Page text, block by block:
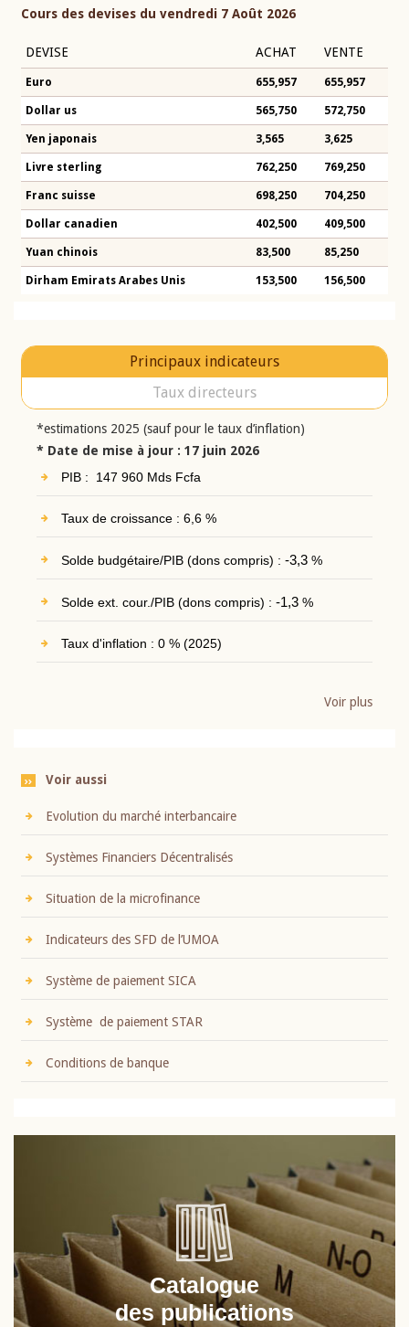
Cours des devises du vendredi 7 Août 2026
DEVISE ACHAT VENTE
Euro 655,957 655,957
Dollar us 565,750 572,750
Yen japonais 3,565 3,625
Livre sterling 762,250 769,250
Franc suisse 698,250 704,250
Dollar canadien 402,500 409,500
Yuan chinois 83,500 85,250
Dirham Emirats Arabes Unis 153,500 156,500
Principaux indicateurs
Taux directeurs
*estimations 2025 (sauf pour le taux d’inflation)
* Date de mise à jour : 17 juin 2026
PIB : 147 960 Mds Fcfa
Taux de croissance : 6,6 %
Solde budgétaire/PIB (dons compris) : -3,3%
Solde ext. cour./PIB (dons compris) : -1,3%
Taux d'inflation : 0 % (2025)
Voir plus
Voir aussi
Evolution du marché interbancaire
Systèmes Financiers Décentralisés
Situation de la microfinance
Indicateurs des SFD de l’UMOA
Système de paiement SICA
Système de paiement STAR
Conditions de banque
Catalogue
des publications